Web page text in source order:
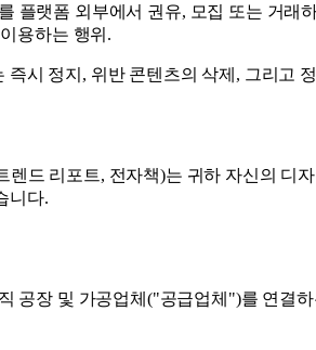
플랫폼 외부에서 권유, 모집 또는 거래
용하는 행위.
시 정지, 위반 콘텐츠의 삭제, 그리고
드 리포트, 전자책)는 귀하 자신의 디
니다.
장 및 가공업체("공급업체")를 연결